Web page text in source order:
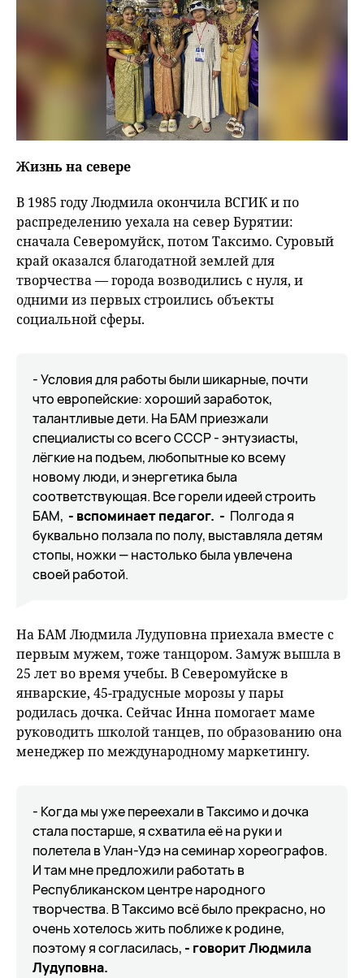
Жизнь на севере
В 1985 году Людмила окончила ВСГИК и по
распределению уехала на север Бурятии:
сначала Северомуйск, потом Таксимо. Суровый
край оказался благодатной землей для
творчества — города возводились с нуля, и
одними из первых строились объекты
социальной сферы.
- Условия для работы были шикарные, почти
что европейские: хороший заработок,
талантливые дети. На БАМ приезжали
специалисты со всего СССР - энтузиасты,
лёгкие на подъем, любопытные ко всему
новому люди, и энергетика была
соответствующая. Все горели идеей строить
БАМ, - вспоминает педагог. - Полгода я
буквально ползала по полу, выставляла детям
стопы, ножки — настолько была увлечена
своей работой.
На БАМ Людмила Лудуповна приехала вместе с
первым мужем, тоже танцором. Замуж вышла в
25 лет во время учебы. В Северомуйске в
январские, 45-градусные морозы у пары
родилась дочка. Сейчас Инна помогает маме
руководить школой танцев, по образованию она
менеджер по международному маркетингу.
- Когда мы уже переехали в Таксимо и дочка
стала постарше, я схватила её на руки и
полетела в Улан-Удэ на семинар хореографов.
И там мне предложили работать в
Республиканском центре народного
творчества. В Таксимо всё было прекрасно, но
очень хотелось жить поближе к родине,
поэтому я согласилась, - говорит Людмила
Лудуповна.